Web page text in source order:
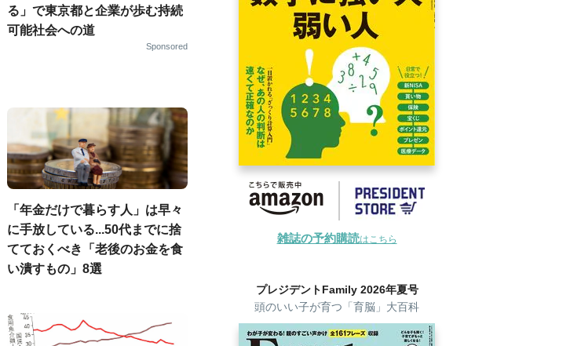
る」で東京都と企業が歩む持続
可能社会への道
Sponsored
「年金だけで暮らす人」は早々
に手放している...50代までに捨
てておくべき「老後のお金を食
い潰すもの」8選
雑誌の予約購読はこちら
プレジデントFamily 2026年夏号
頭のいい子が育つ「育脳」大百科